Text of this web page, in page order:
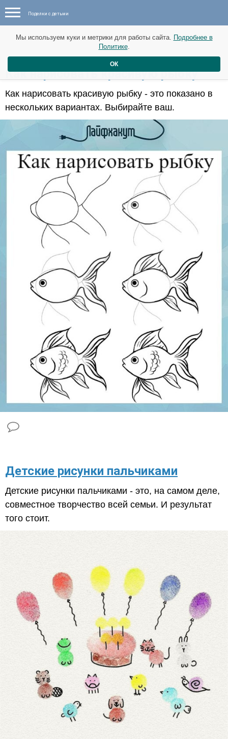
Поделки с детьми
Как нарисовать красивую рыбку
Как нарисовать красивую рыбку - это показано в
нескольких вариантах. Выбирайте ваш.
Детские рисунки пальчиками
Детские рисунки пальчиками - это, на самом деле,
совместное творчество всей семьи. И результат
того стоит.
Мы используем куки и метрики для работы сайта. Подробнее в
Политике.
ОК